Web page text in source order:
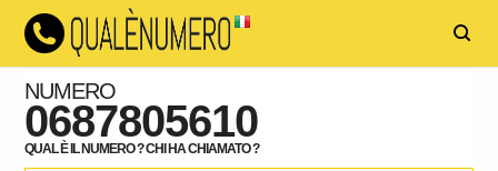
NUMERO
0687805610
QUAL È IL NUMERO ? CHI HA CHIAMATO ?